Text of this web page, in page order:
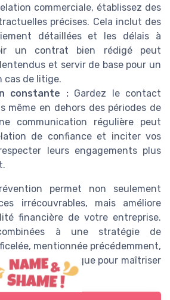
commerciale, établissez des
précises. Cela inclut des
détaillées et les délais à
un contrat bien rédigé peut
et servir de base pour un
cas de litige.
constante :Gardez le contact
même en dehors des périodes de
communication régulière peut
de confiance et inciter vos
leurs engagements plus
permet non seulement
irrécouvrables, mais améliore
financière de votre entreprise.
à une stratégie de
mentionnée précédemment,
approche holistique pour maîtriser